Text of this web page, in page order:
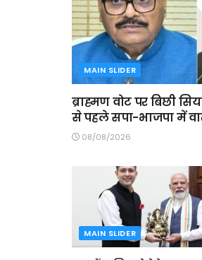
MAIN SLIDER
ब्राह्मण वोट पर बिछी
से पहले सपा-भाजपा में
08/08/2026
MAIN SLIDER